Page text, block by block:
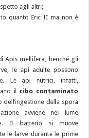
agli altri;
quanto Eric II ma non è
Apis mellifera, benché gli
le api adulte possono
Le api nutrici, infatti,
il cibo contaminato
dell’ingestione della spora
avviene nel lume
Il batterio si muove
le larve durante le prime